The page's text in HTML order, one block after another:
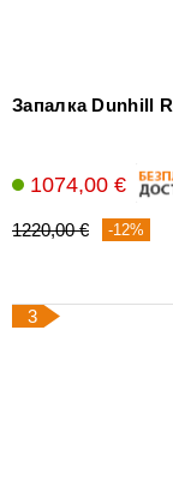
Запалка Dunhill
1074,00 €
1220,00 € -12%
3